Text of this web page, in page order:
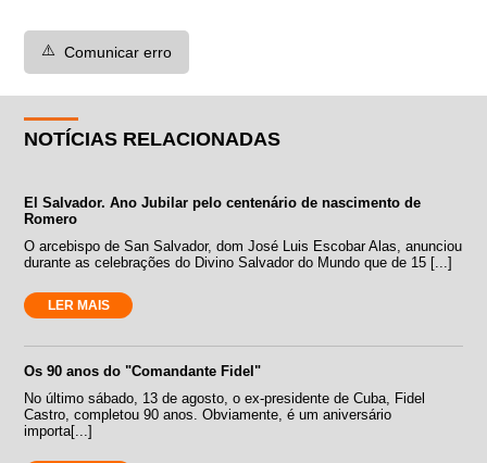
⚠️ Comunicar erro
NOTÍCIAS RELACIONADAS
El Salvador. Ano Jubilar pelo centenário de nascimento de
Romero
O arcebispo de San Salvador, dom José Luis Escobar Alas, anunciou
durante as celebrações do Divino Salvador do Mundo que de 15 [...]
LER MAIS
Os 90 anos do "Comandante Fidel"
No último sábado, 13 de agosto, o ex-presidente de Cuba, Fidel
Castro, completou 90 anos. Obviamente, é um aniversário
importa[...]